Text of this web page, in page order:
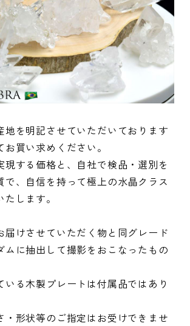
地を明記させていただいております
買い求めください。
現する価格と、自社で検品・選別を
で、自信を持って極上の水晶クラス
します。
けさせていただく物と同グレード
ムに抽出して撮影をおこなったもの
る木製プレートは付属品ではあり
形状等のご指定はお受けできませ